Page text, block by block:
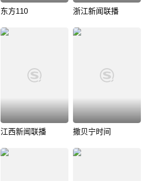
东方110 浙江新闻联播
江西新闻联播 撒贝宁时间